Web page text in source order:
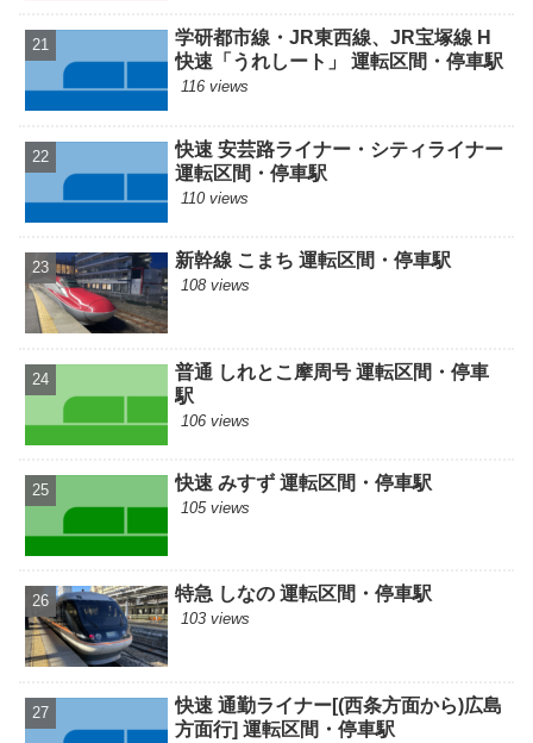
学研都市線・JR東西線、JR宝塚線 H
快速「うれしート」 運転区間・停車駅
116 views
快速 安芸路ライナー・シティライナー
運転区間・停車駅
110 views
新幹線 こまち 運転区間・停車駅
108 views
普通 しれとこ摩周号 運転区間・停車
駅
106 views
快速 みすず 運転区間・停車駅
105 views
特急 しなの 運転区間・停車駅
103 views
快速 通勤ライナー[(西条方面から)広島
方面行] 運転区間・停車駅